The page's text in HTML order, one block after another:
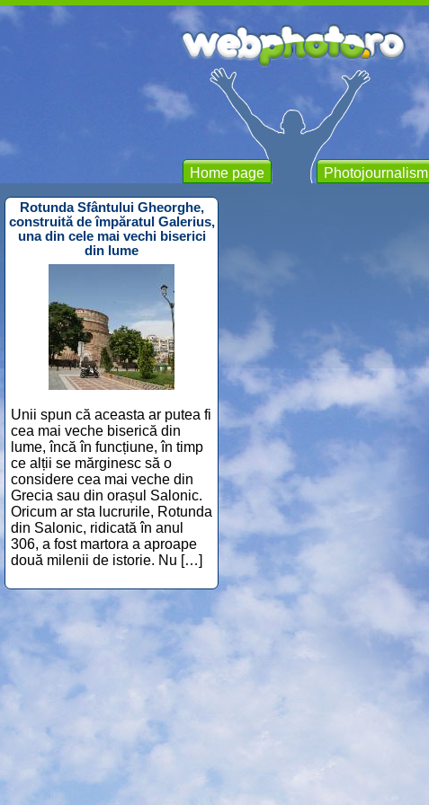
Home page Photojournalism
Rotunda Sfântului Gheorghe,
construită de împăratul Galerius,
una din cele mai vechi biserici
din lume
Unii spun că aceasta ar putea fi
cea mai veche biserică din
lume, încă în funcțiune, în timp
ce alții se mărginesc să o
considere cea mai veche din
Grecia sau din orașul Salonic.
Oricum ar sta lucrurile, Rotunda
din Salonic, ridicată în anul
306, a fost martora a aproape
două milenii de istorie. Nu […]